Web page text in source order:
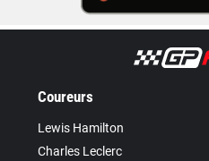
Coureurs
Lewis Hamilton
Charles Leclerc